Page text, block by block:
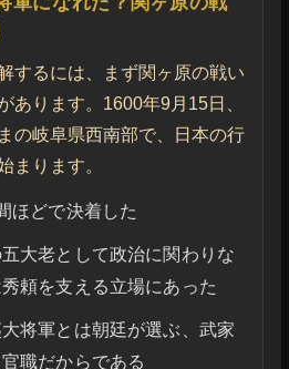
するには、まず関ヶ原の戦い
あります。1600年9月15日、
の岐阜県西南部で、日本の行
まります。
ほどで決着した
大老として政治に関わりな
頼を支える立場にあった
将軍とは朝廷が選ぶ、武家
職だからである